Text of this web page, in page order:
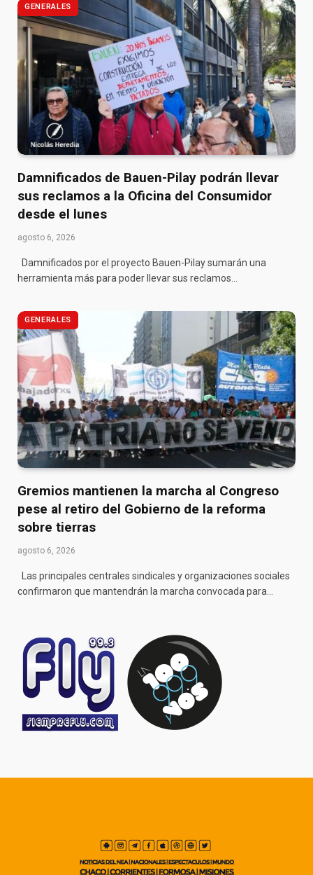
GENERALES
Damnificados de Bauen-Pilay podrán llevar
sus reclamos a la Oficina del Consumidor
desde el lunes
agosto 6, 2026
Damnificados por el proyecto Bauen-Pilay sumarán una
herramienta más para poder llevar sus reclamos…
GENERALES
Gremios mantienen la marcha al Congreso
pese al retiro del Gobierno de la reforma
sobre tierras
agosto 6, 2026
Las principales centrales sindicales y organizaciones sociales
confirmaron que mantendrán la marcha convocada para…